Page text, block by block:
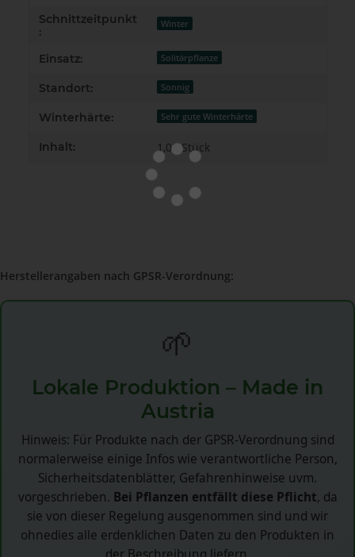
Schnittzeitpunkt
:
Winter
Einsatz: Solitärpflanze
Standort: Sonnig
Winterhärte: Sehr gute Winterhärte
Inhalt: 1,00 Stück
Herstellerangaben nach GPSR-Verordnung:
🌱
Lokale Produktion – Made in
Austria
Hinweis: Für Produkte nach der GPSR-Verordnung sind
normalerweise einige Infos wie verantwortliche Person,
Sicherheitsdatenblätter, Gefahrenhinweise uvm.
vorgeschrieben. Bei Pflanzen entfällt diese Pflicht, da
sie von dieser Regelung ausgenommen sind und wir
ohnedies alle erdenklichen Daten zu den Produkten in